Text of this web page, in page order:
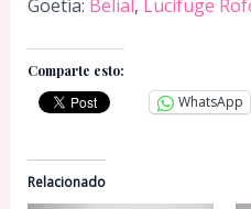
Goetia: Belial, Lucifuge
Comparte esto:
WhatsApp
Relacionado